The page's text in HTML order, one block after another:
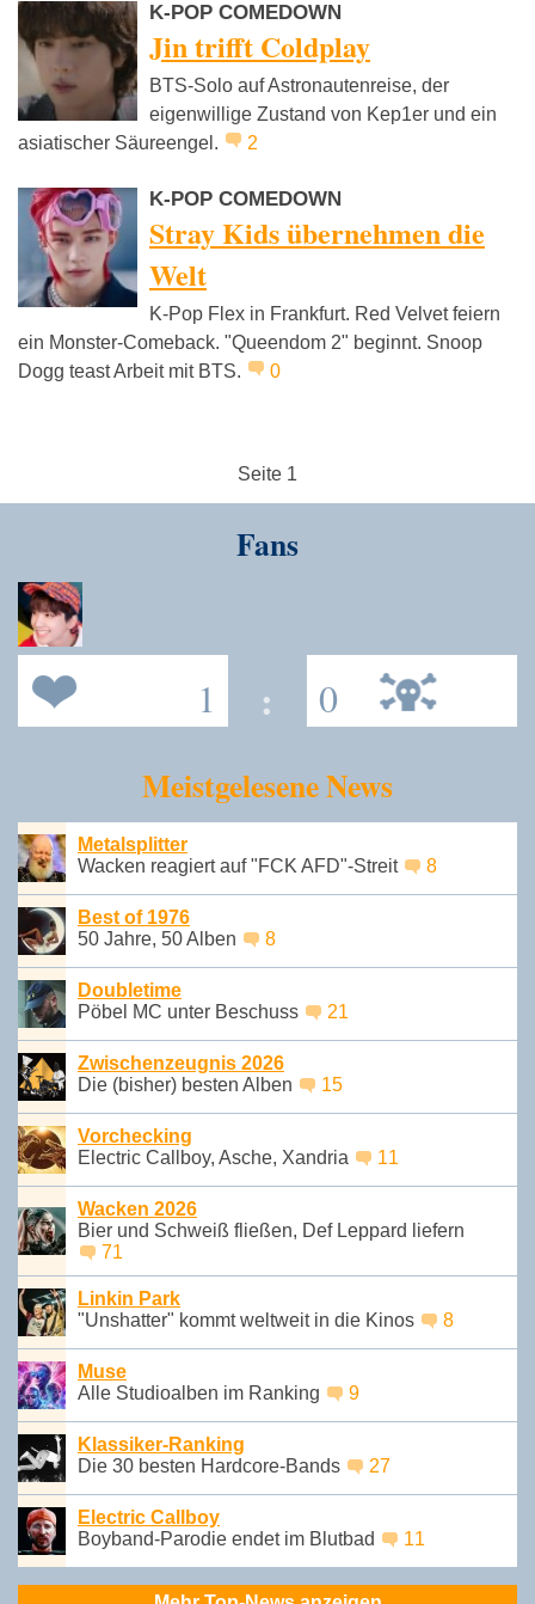
K-POP COMEDOWN
Jin trifft Coldplay
BTS-Solo auf Astronautenreise, der
eigenwillige Zustand von Kep1er und ein
asiatischer Säureengel.
2
K-POP COMEDOWN
Stray Kids übernehmen die
Welt
K-Pop Flex in Frankfurt. Red Velvet feiern
ein Monster-Comeback. "Queendom 2" beginnt. Snoop
Dogg teast Arbeit mit BTS.
0
Seite 1
Fans
1 : 0
Meistgelesene News
Metalsplitter
Wacken reagiert auf "FCK AFD"-Streit
8
Best of 1976
50 Jahre, 50 Alben
8
Doubletime
Pöbel MC unter Beschuss
21
Zwischenzeugnis 2026
Die (bisher) besten Alben
15
Vorchecking
Electric Callboy, Asche, Xandria
11
Wacken 2026
Bier und Schweiß fließen, Def Leppard liefern
71
Linkin Park
"Unshatter" kommt weltweit in die Kinos
8
Muse
Alle Studioalben im Ranking
9
Klassiker-Ranking
Die 30 besten Hardcore-Bands
27
Electric Callboy
Boyband-Parodie endet im Blutbad
11